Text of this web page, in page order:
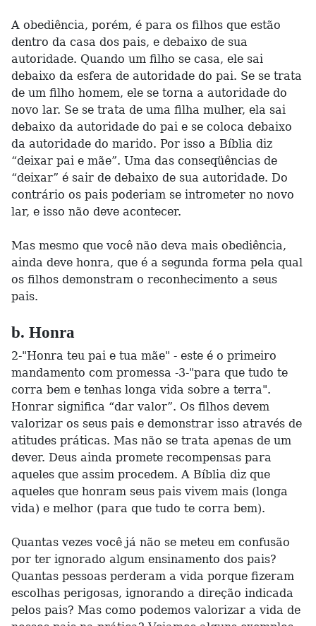
A obediência, porém, é para os filhos que estão
dentro da casa dos pais, e debaixo de sua
autoridade. Quando um filho se casa, ele sai
debaixo da esfera de autoridade do pai. Se se trata
de um filho homem, ele se torna a autoridade do
novo lar. Se se trata de uma filha mulher, ela sai
debaixo da autoridade do pai e se coloca debaixo
da autoridade do marido. Por isso a Bíblia diz
“deixar pai e mãe”. Uma das conseqüências de
“deixar” é sair de debaixo de sua autoridade. Do
contrário os pais poderiam se intrometer no novo
lar, e isso não deve acontecer.
Mas mesmo que você não deva mais obediência,
ainda deve honra, que é a segunda forma pela qual
os filhos demonstram o reconhecimento a seus
pais.
b. Honra
2-"Honra teu pai e tua mãe" - este é o primeiro
mandamento com promessa -3-"para que tudo te
corra bem e tenhas longa vida sobre a terra".
Honrar significa “dar valor”. Os filhos devem
valorizar os seus pais e demonstrar isso através de
atitudes práticas. Mas não se trata apenas de um
dever. Deus ainda promete recompensas para
aqueles que assim procedem. A Bíblia diz que
aqueles que honram seus pais vivem mais (longa
vida) e melhor (para que tudo te corra bem).
Quantas vezes você já não se meteu em confusão
por ter ignorado algum ensinamento dos pais?
Quantas pessoas perderam a vida porque fizeram
escolhas perigosas, ignorando a direção indicada
pelos pais? Mas como podemos valorizar a vida de